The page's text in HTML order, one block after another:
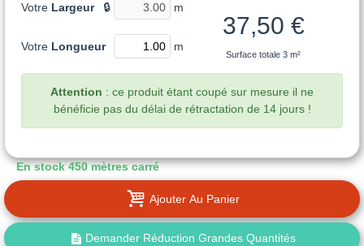
Votre Largeur 🔒 m
Votre Longueur m
37,50 €
Surface totale 3 m²
Attention : ce produit étant coupé sur mesure il ne
bénéficie pas du délai de rétractation de 14 jours !
En stock450 mètres carré
Ajouter Au Panier
Demander Réduction Grandes Quantités